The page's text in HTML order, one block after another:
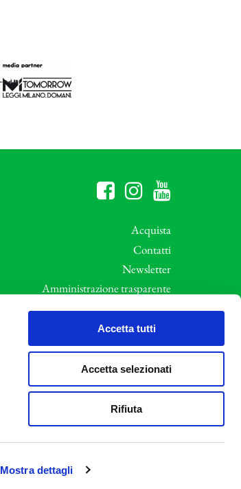
Mostra dettagli
Accetta tutti
Accetta selezionati
Rifiuta
Acquista
Contatti
Newsletter
Amministrazione trasparente
Whistleblowing
Privacy e Cookie Policy
Informative Privacy
Area riservata
Credits